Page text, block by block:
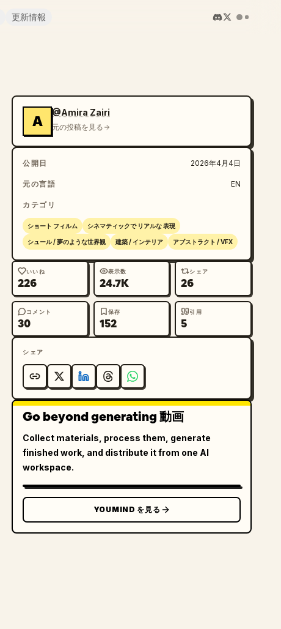
更新情報
A
@Amira Zairi
元の投稿を見る
公開日 2026年4月4日
元の言語 EN
カテゴリ
ショート フィルム シネマティックで リアルな 表現
シュール / 夢のような世界観 建築 / インテリア アブストラクト / VFX
いいね
226
表示数
24.7K
シェア
26
コメント
30
保存
152
引用
5
シェア
Go beyond generating 動画
Collect materials, process them, generate
finished work, and distribute it from one AI
workspace.
YOUMIND を見る